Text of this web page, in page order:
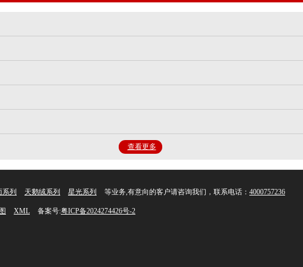
查看更多
系列 天鹅绒系列 星光系列 等业务,有意向的客户请咨询我们，联系电话： 4000757236
XML 备案号:粤ICP备2024274426号-2